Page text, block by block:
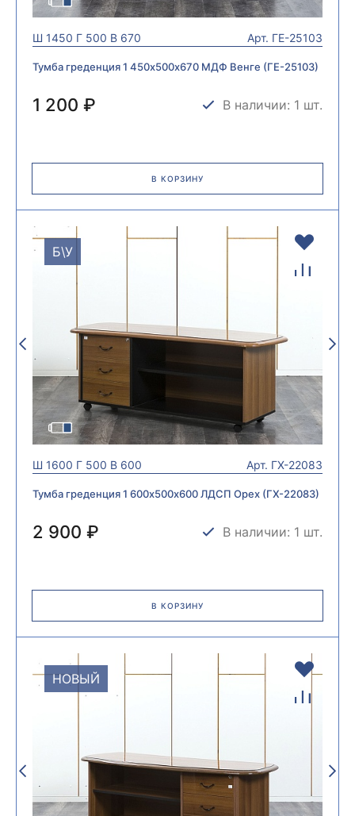
Ш 1450 Г 500 В 670 Арт. ГЕ-25103
Тумба греденция 1 450х500х670 МДФ Венге (ГЕ-25103)
1 200 ₽ В наличии: 1 шт.
В КОРЗИНУ
Б\У
Ш 1600 Г 500 В 600 Арт. ГХ-22083
Тумба греденция 1 600х500х600 ЛДСП Орех (ГХ-22083)
2 900 ₽ В наличии: 1 шт.
В КОРЗИНУ
НОВЫЙ